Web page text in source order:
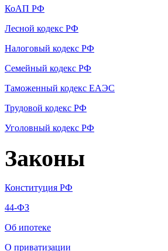
КоАП РФ
Лесной кодекс РФ
Налоговый кодекс РФ
Семейный кодекс РФ
Таможенный кодекс ЕАЭС
Трудовой кодекс РФ
Уголовный кодекс РФ
Законы
Конституция РФ
44-ФЗ
Об ипотеке
О приватизации